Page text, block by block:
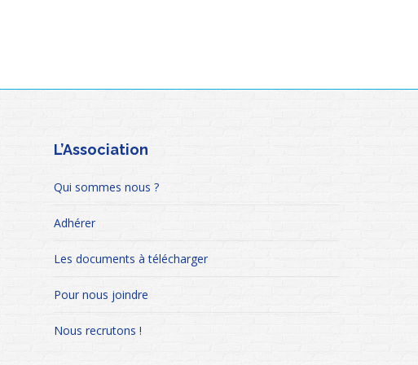
L’Association
Qui sommes nous ?
Adhérer
Les documents à télécharger
Pour nous joindre
Nous recrutons !